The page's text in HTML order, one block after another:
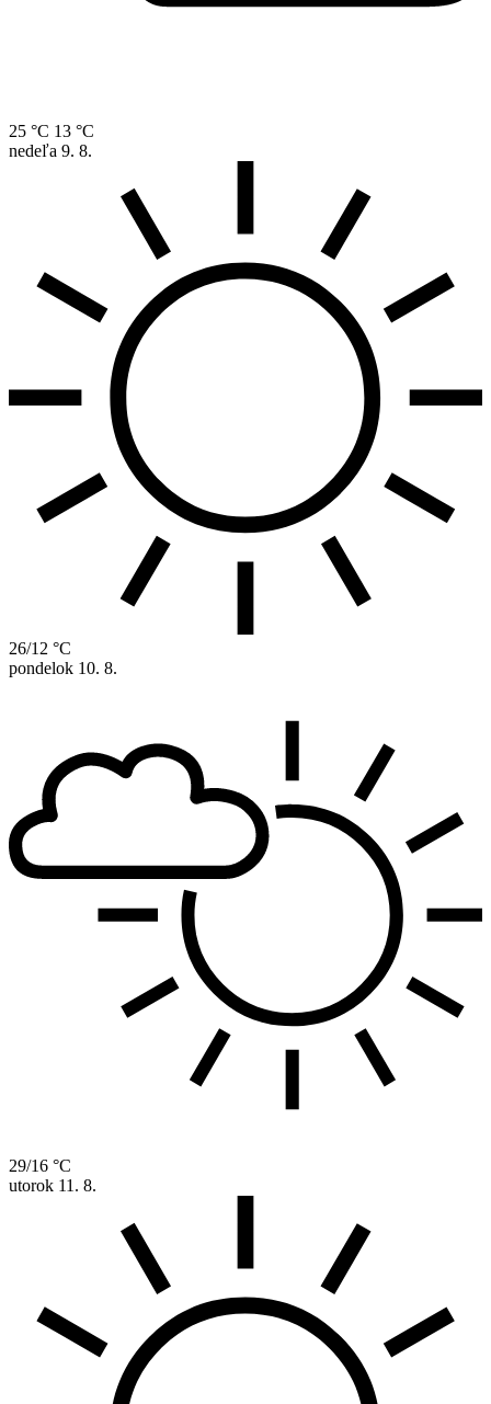
25 °C 13 °C
nedeľa 9. 8.
26/12 °C
pondelok 10. 8.
29/16 °C
utorok 11. 8.